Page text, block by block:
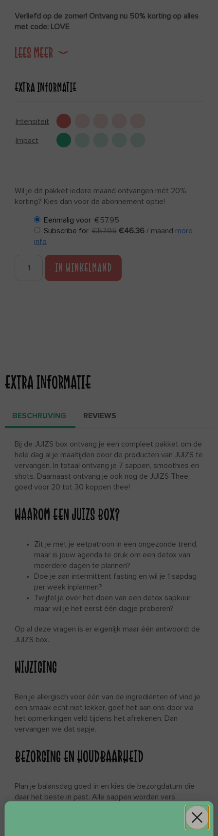
Verliefd op de zomer! Ontvang nu 50% korting op alles
met code: LOVE
Eendaagse sapkuur om een snelle reset te geven aan je
lichaam en geest.
LEES MEER
EXTRA INFORMATIE
Intensiteit
Impact
Wil je dit pakket iedere maand ontvangen mét 20%
korting? Kies dan voor de abonnement optie!
Eenmalig voor €57.95
Subscribe for €57.95 €46.36 / maand more
info
IN WINKELMAND
EXTRA INFORMATIE
BESCHRIJVING REVIEWS
Bij de JUIZS box ontvang je een compleet pakket om de
hele dag al je maaltijden door de producten van JUIZS te
vervangen. In totaal ontvang je 7 sappen, smoothies en
shots. Daarnaast ontvang je ook nog de JUIZS Thee,
goed voor 20 tot 30 koppen thee!
WAAROM EEN JUIZS BOX?
Zit je met je eetpatroon in een ongezonde trend,
maar is jouw agenda te druk om een detox van
meerdere dagen te plannen?
Doe je aan intermittent fasting en wil je 1 sapdag
per week inplannen?
Twijfel je over het doen van een detox sapkuur,
maar wil je het eerst één dagje proberen?
Op al deze vragen is er eigenlijk maar één antwoord: de
JUIZS box.
WIJZIGING
Ben je allergisch voor één van de ingrediënten of vind je
een smaak echt niet lekker, geef het aan ons door via
het opmerkingen veld tijdens het afrekenen. Dan
vervangen we dat sapje.
BEZORGING EN HOUDBAARHEID
Plan je balansdag goed in en kies de bezorgdatum die
daar het beste in past. Alle sappen worden vers
geleverd; zorg voor voldoende ruimte in je koelkast.
Mocht de balansdag onverhoopt toch niet uitkomen, je
kunt je sappen altijd nog invriezen. Bevroren sap bederft